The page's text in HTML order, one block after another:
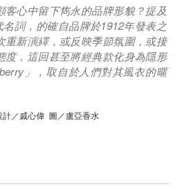
心中留下雋永的品牌形貌？提及
詞，的確自品牌於1912年發表之
重新演繹，或反映季節氛圍，或接
度，這回甚至將經典款化身為隱形
」，取自於人們對其風衣的暱
計／戚心偉 圖／盧亞香水